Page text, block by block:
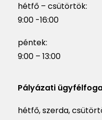
hétfő – csütörtök:
9:00 -16:00
péntek:
9:00 – 13:00
Pályázati
hétfő, szerda,